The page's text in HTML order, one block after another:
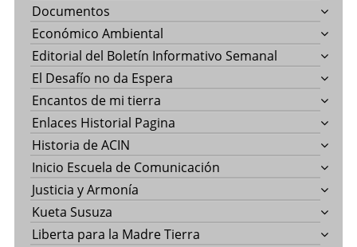
Documentos
Económico Ambiental
Editorial del Boletín Informativo Semanal
El Desafío no da Espera
Encantos de mi tierra
Enlaces Historial Pagina
Historia de ACIN
Inicio Escuela de Comunicación
Justicia y Armonía
Kueta Susuza
Liberta para la Madre Tierra